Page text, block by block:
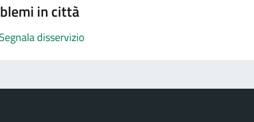
in città
Segnala disservizio